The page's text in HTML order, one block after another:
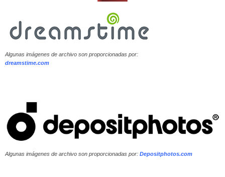
Algunas imágenes de archivo son proporcionadas por:
dreamstime.com
Algunas imágenes de archivo son proporcionadas por: Depositphotos.com